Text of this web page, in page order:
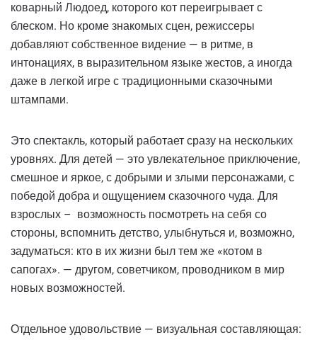
коварный Людоед, которого кот переигрывает с
блеском. Но кроме знакомых сцен, режиссеры
добавляют собственное видение — в ритме, в
интонациях, в выразительном языке жестов, а иногда
даже в легкой игре с традиционными сказочными
штампами.
Это спектакль, который работает сразу на нескольких
уровнях. Для детей — это увлекательное приключение,
смешное и яркое, с добрыми и злыми персонажами, с
победой добра и ощущением сказочного чуда. Для
взрослых – возможность посмотреть на себя со
стороны, вспомнить детство, улыбнуться и, возможно,
задуматься: кто в их жизни был тем же «котом в
сапогах». — другом, советчиком, проводником в мир
новых возможностей.
Отдельное удовольствие — визуальная составляющая: